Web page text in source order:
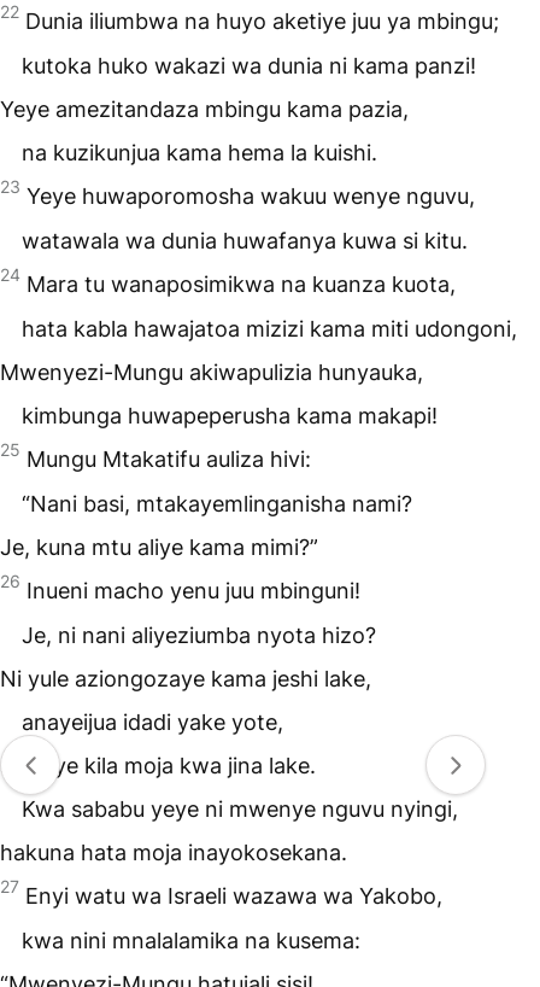
22 Dunia iliumbwa na huyo aketiye juu ya mbingu;
kutoka huko wakazi wa dunia ni kama panzi!
Yeye amezitandaza mbingu kama pazia,
na kuzikunjua kama hema la kuishi.
23 Yeye huwaporomosha wakuu wenye nguvu,
watawala wa dunia huwafanya kuwa si kitu.
24 Mara tu wanaposimikwa na kuanza kuota,
hata kabla hawajatoa mizizi kama miti udongoni,
Mwenyezi-Mungu akiwapulizia hunyauka,
kimbunga huwapeperusha kama makapi!
25 Mungu Mtakatifu auliza hivi:
“Nani basi, mtakayemlinganisha nami?
Je, kuna mtu aliye kama mimi?”
26 Inueni macho yenu juu mbinguni!
Je, ni nani aliyeziumba nyota hizo?
Ni yule aziongozaye kama jeshi lake,
anayeijua idadi yake yote,
aziitaye kila moja kwa jina lake.
Kwa sababu yeye ni mwenye nguvu nyingi,
hakuna hata moja inayokosekana.
27 Enyi watu wa Israeli wazawa wa Yakobo,
kwa nini mnalalamika na kusema: